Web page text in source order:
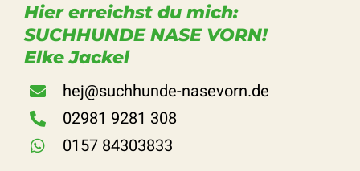
Hier erreichst du mich:
SUCHHUNDE NASE VORN!
Elke Jackel
hej@suchhunde-nasevorn.de
02981 9281 308
0157 84303833